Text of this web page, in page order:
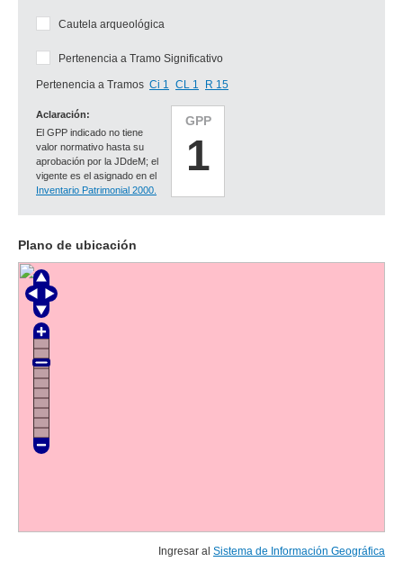
GPP
1
Aclaración:
El GPP indicado no tiene
valor normativo hasta su
aprobación por la JDdeM; el
vigente es el asignado en el
Inventario Patrimonial 2000.
Cautela arqueológica
Pertenencia a Tramo Significativo
Pertenencia a Tramos Ci 1 CL 1 R 15
Plano de ubicación
Ingresar al Sistema de Información Geográfica